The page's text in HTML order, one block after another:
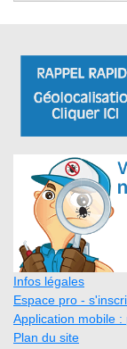
Infos légales
Espace pro -
Application mobile
Plan du site